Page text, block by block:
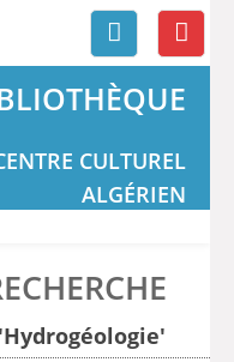
CULTUREL
ALGÉRIEN
'Hydrogéologie'